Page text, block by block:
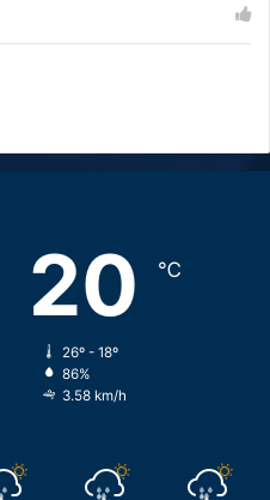
20 ℃
26º - 18º
86%
3.58 km/h